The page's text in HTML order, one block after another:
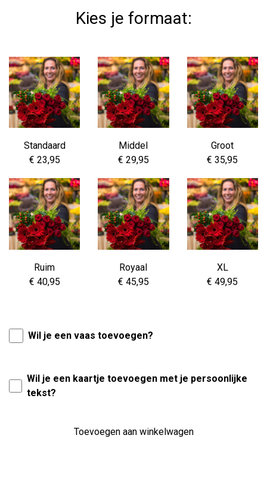
Kies je formaat:
Standaard
€ 23,95
Middel
€ 29,95
Groot
€ 35,95
Ruim
€ 40,95
Royaal
€ 45,95
XL
€ 49,95
Wil je een vaas toevoegen?
Wil je een kaartje toevoegen met je persoonlijke
tekst?
Toevoegen aan winkelwagen